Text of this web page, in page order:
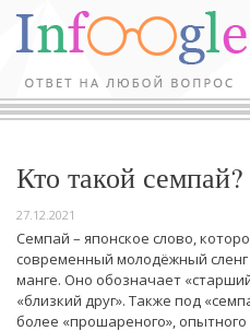
Кто такой семпай?
27.12.2021
Семпай – японское слово,
современный молодёжный
манге. Оно обозначает
«близкий друг». Также под
более «прошареного»,